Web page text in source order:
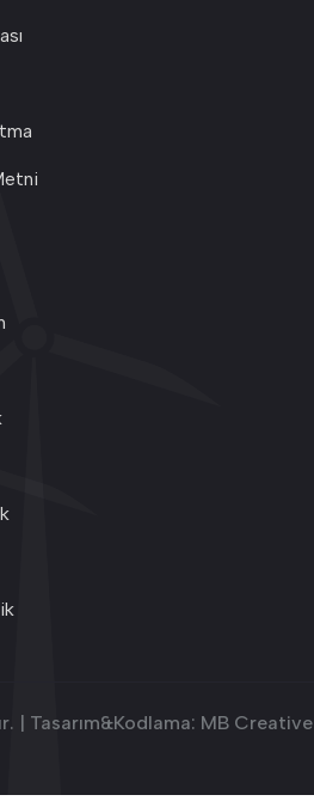
| Tasarım&Kodlama: MB Creative